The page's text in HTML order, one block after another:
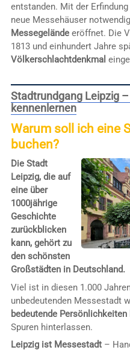
entstanden. Mit der
neue Messehäuser
Messegeländeeröffnet. Die
1813 und einhundert Jahre
Völkerschlachtdenkmal
Stadtrundgang Leipzig
kennenlernen
Warum soll ich eine
buchen?
Die Stadt
Leipzig, die auf
eine über
1000jährige
Geschichte
zurückblicken
kann, gehört zu
den schönsten
Großstädten in Deutschland.
Viel ist in diesen 1.000
unbedeutenden Messestadt
bedeutende Persönlichkeiten
Spuren hinterlassen.
Leipzig ist Messestadt–